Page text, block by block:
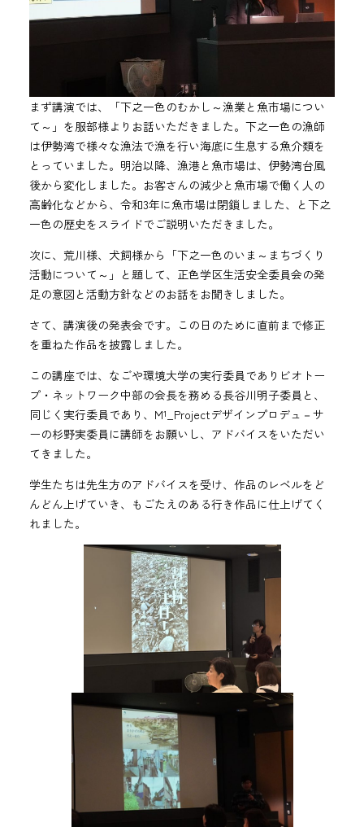
まず講演では、「下之一色のむかし～漁業と魚市場につい
て～」を服部様よりお話いただきました。下之一色の漁師
は伊勢湾で様々な漁法で漁を行い海底に生息する魚介類を
とっていました。明治以降、漁港と魚市場は、伊勢湾台風
後から変化しました。お客さんの減少と魚市場で働く人の
高齢化などから、令和3年に魚市場は閉鎖しました、と下之
一色の歴史をスライドでご説明いただきました。
次に、荒川様、犬飼様から「下之一色のいま～まちづくり
活動について～」と題して、正色学区生活安全委員会の発
足の意図と活動方針などのお話をお聞きしました。
さて、講演後の発表会です。この日のために直前まで修正
を重ねた作品を披露しました。
この講座では、なごや環境大学の実行委員でありビオトー
プ・ネットワーク中部の会長を務める長谷川明子委員と、
同じく実行委員であり、M¹_Projectデザインプロデュ－サ
ーの杉野実委員に講師をお願いし、アドバイスをいただい
てきました。
学生たちは先生方のアドバイスを受け、作品のレベルをど
んどん上げていき、もごたえのある行き作品に仕上げてく
れました。